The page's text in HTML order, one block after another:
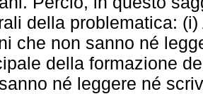
della problematica:
che non sanno né
della formazione
né leggere né